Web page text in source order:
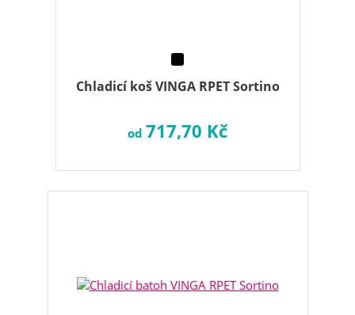
Chladicí koš VINGA RPET Sortino
od 717,70 Kč